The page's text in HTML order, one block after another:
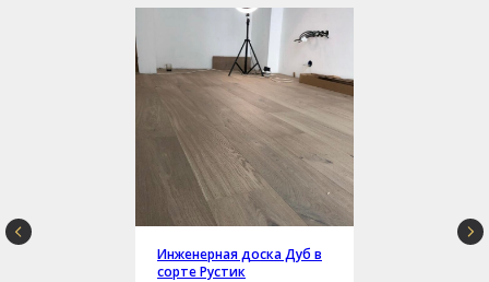
Инженерная доска Дуб в
сорте Рустик